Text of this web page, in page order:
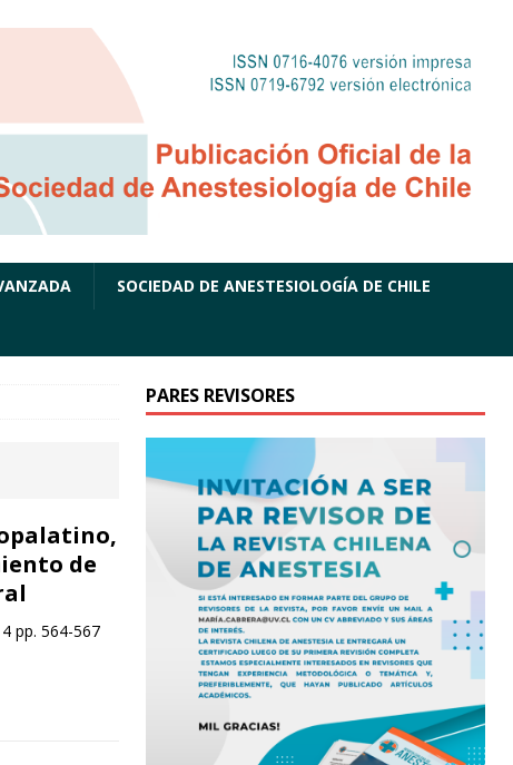
SOCIEDAD DE ANESTESIOLOGÍA DE CHILE
de
pp. 564-567
PARES REVISORES